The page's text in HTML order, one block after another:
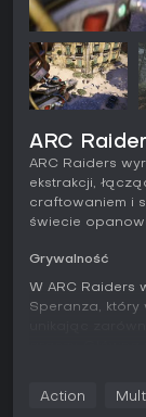
ARC
ARC Raiders
ekstrakcji,
craftowaniem i
świecie
Grywalność
W ARC Raiders
Speranza,
jest precyzyjna
Action